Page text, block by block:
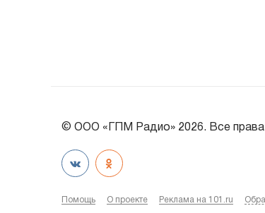
© ООО «ГПМ Радио» 2026. Все
Помощь О проекте Реклама на 101.ru